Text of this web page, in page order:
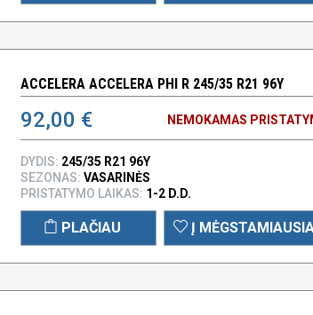
ACCELERA ACCELERA PHI R 245/35 R21 96Y
92,00 € NEMOKAMAS
DYDIS: 245/35 R21 96Y
SEZONAS: VASARINĖS
PRISTATYMO LAIKAS: 1-2 D.D.
PLAČIAU Į